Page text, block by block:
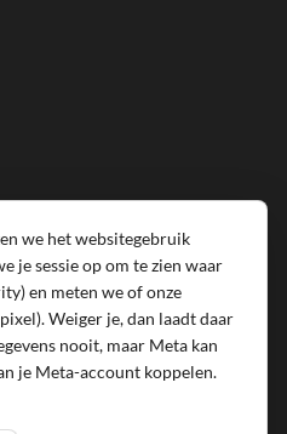
we het websitegebruik
je sessie op om te zien waar
en meten we of onze
Weiger je, dan laadt daar
nooit, maar Meta kan
je Meta-account koppelen.